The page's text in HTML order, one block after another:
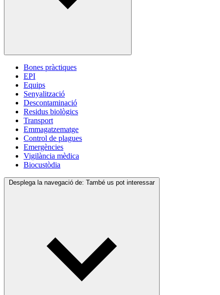
Bones pràctiques
EPI
Equips
Senyalització
Descontaminació
Residus biològics
Transport
Emmagatzematge
Control de plagues
Emergències
Vigilància mèdica
Biocustòdia
Desplega la navegació de: També us pot interessar